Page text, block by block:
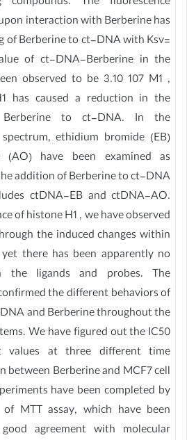
interaction with Berberine has
of Berberine to ct-DNA with Ksv=
of ct-DNA-Berberine in the
observed to be 3.10 107 M1 ,
has caused a reduction in the
to ct-DNA. In the
ethidium bromide (EB)
(AO) have been examined as
addition of Berberine to ct-DNA
ctDNA-EB and ctDNA-AO.
of histone H1 , we have observed
the induced changes within
there has been apparently no
the ligands and probes. The
the different behaviors of
and Berberine throughout the
We have figured out the IC50
values at three different time
Berberine and MCF7 cell
have been completed by
MTT assay, which have been
agreement with molecular